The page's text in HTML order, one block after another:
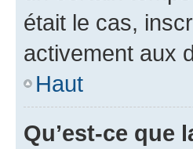
était le cas,
activement aux
Haut
Qu’est-ce que